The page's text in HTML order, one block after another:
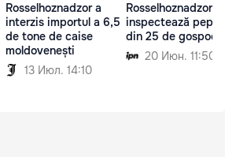
Rosselhoznadzor a
interzis importul a 6,5
de tone de caise
moldovenești
13 Июл. 14:10
Rosselhoznadzor
inspectează
din 25 de
20 Июн. 11:50